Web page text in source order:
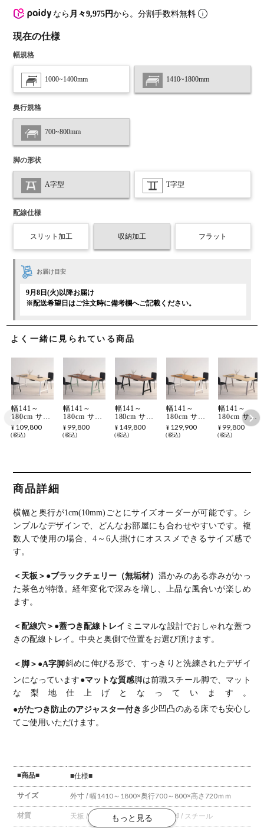
よく一緒に見られている商品
幅141～
180cm サイ
ズオーダー
デスク
ル 無垢材
木製 A字脚
スチール脚
コンデスク
配線穴 オフ
ィスデスク
テレワーク
デスク 勉強
机 おしゃれ
北欧モダン
ラル
¥ 109,800
税込
幅141～
180cm サイ
ズオーダー
デスク
ト 集成材
コンデスク
配線穴 オフ
ィスデスク
テレワーク
デスク 勉強
ダークブラ
ウン
¥ 99,800
税込
幅141～
180cm サイ
ズオーダー
デスク
ト 無垢材
コンデスク
配線穴 オフ
ィスデスク
テレワーク
デスク 勉強
ダークブラ
ウン
¥ 149,800
税込
幅141～
180cm サイ
ズオーダー
デスク
ク 無垢材
コンデスク
配線穴 オフ
ィスデスク
テレワーク
デスク 勉強
ブラウン
¥ 129,900
税込
幅141～
180cm サイ
ズオーダー
デスク
シュ 無垢材
コンデスク
配線穴 オフ
ィスデスク
テレワーク
デスク 勉強
ラル
¥ 99,800
税込
商品詳細
横幅と奥行が1cm(10mm)ごとにサイズオーダーが可能です。 シ
ンプルなデザインで、どんなお部屋にも合わせやすいです。 複
数人で使用の場合、4～6人掛けにオススメできるサイズ感で
す。
＜天板＞ ●ブラックチェリー（無垢材） 温かみのある赤みがかっ
た茶色が特徴。経年変化で深みを増し、上品な風合いが楽しめ
ます。
＜配線穴＞ ●蓋つき配線トレイ ミニマルな設計でおしゃれな蓋つ
きの配線トレイ。中央と奥側で位置をお選び頂けます。
＜脚＞ ●A字脚斜めに伸びる形で、すっきりと洗練されたデザイ
ンになっています ●マットな質感脚は前職スチール脚で、マット
な梨地仕上げとなっています。
●がたつき防止のアジャスター付き 多少凹凸のある床でも安心し
てご使用いただけます。
■商品■ ■仕様■
サイズ 外寸 / 幅1410～1800×奥行700～800×高さ720ｍｍ
材質 天板 / ブラックチェリー(無垢材) 脚 / スチール
なら 月々9,975円から。分割手数料無料
現在の仕様
幅規格
1000~1400mm 1410~1800mm
奥行規格
700~800mm
脚の形状
A字型 T字型
配線仕様
スリット加工 収納加工 フラット
お届け目安
9月8日(火)以降お届け
※配送希望日はご注文時に備考欄へご記載ください。